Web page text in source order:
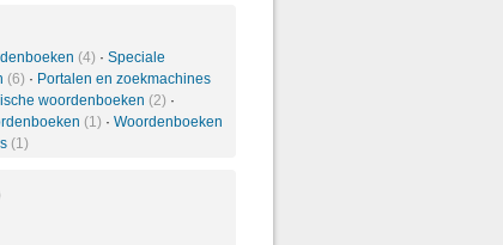
(4) · Speciale
(6) · Portalen en zoekmachines
woordenboeken (2) ·
(1) · Woordenboeken
(1)